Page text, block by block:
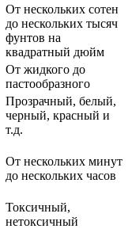
От нескольких сотен
до нескольких тысяч
фунтов на
квадратный дюйм
От жидкого до
пастообразного
Прозрачный, белый,
черный, красный и
т.д.
От нескольких минут
до нескольких часов
Токсичный,
нетоксичный